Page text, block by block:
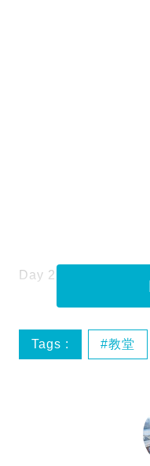
Day 2 海之教會
Tags : 教堂